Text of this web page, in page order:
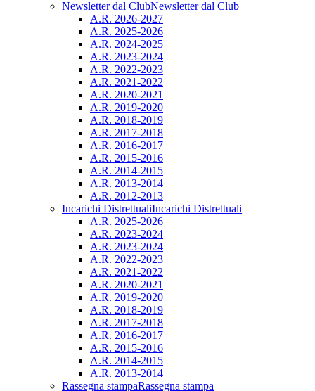
Newsletter dal ClubNewsletter dal Club
A.R. 2026-2027
A.R. 2025-2026
A.R. 2024-2025
A.R. 2023-2024
A.R. 2022-2023
A.R. 2021-2022
A.R. 2020-2021
A.R. 2019-2020
A.R. 2018-2019
A.R. 2017-2018
A.R. 2016-2017
A.R. 2015-2016
A.R. 2014-2015
A.R. 2013-2014
A.R. 2012-2013
Incarichi DistrettualiIncarichi Distrettuali
A.R. 2025-2026
A.R. 2023-2024
A.R. 2023-2024
A.R. 2022-2023
A.R. 2021-2022
A.R. 2020-2021
A.R. 2019-2020
A.R. 2018-2019
A.R. 2017-2018
A.R. 2016-2017
A.R. 2015-2016
A.R. 2014-2015
A.R. 2013-2014
Rassegna stampaRassegna stampa